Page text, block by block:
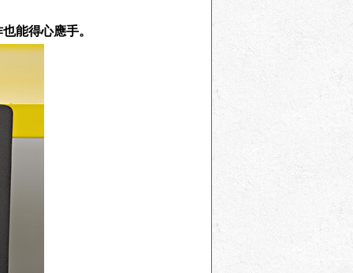
能得心應手。